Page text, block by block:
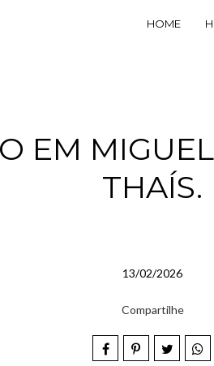
HOME
EM
THAÍS.
13/02/2026
Compartilhe